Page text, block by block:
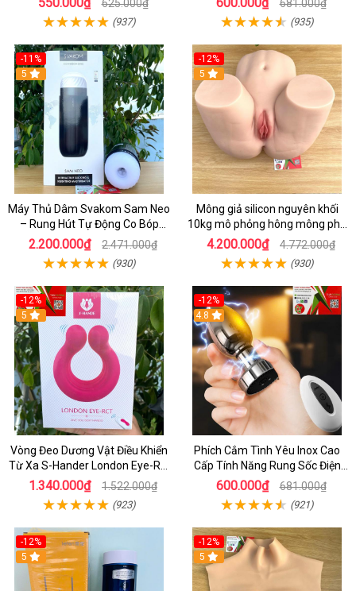
625.000₫
(937)
681.000₫
(935)
-11%
5
Máy Thủ Dâm Svakom Sam Neo
– Rung Hút Tự Động Co Bóp
Mạnh Mẽ Điều Khiển Từ Xa Qua
App Hiện Đại
2.200.000₫ 2.471.000₫
(930)
-12%
5
Mông giả silicon nguyên khối
10kg mô phỏng hông mông phụ
nữ siêu thật có âm đạo và hậu
môn - shopthaiduong.com
4.200.000₫ 4.772.000₫
(930)
-12%
5
Vòng Đeo Dương Vật Điều Khiển
Từ Xa S-Hander London Eye-Rct
rung mạnh Kích Thích
1.340.000₫ 1.522.000₫
(923)
-12%
4.8
Phích Cắm Tình Yêu Inox Cao
Cấp Tính Năng Rung Sốc Điện
Có Remote
600.000₫ 681.000₫
(921)
-12%
5
-12%
5